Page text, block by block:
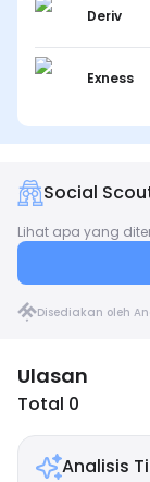
Deriv
Exness
Social
Lihat apa yang
Disediakan oleh
Ulasan
Total 0
Analisis